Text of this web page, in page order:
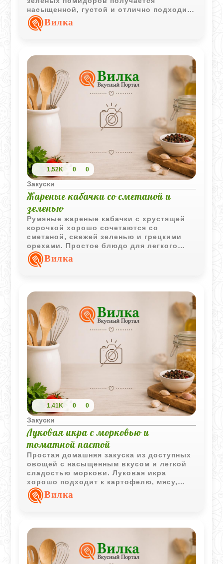
насыщенной, густой и отлично подходит
для подачи с хлебом, мясом или
картофелем.
Вилка
1,52K 0 0
Закуски
Жареные кабачки со сметаной и
зеленью
Румяные жареные кабачки с хрустящей
корочкой хорошо сочетаются со
сметаной, свежей зеленью и грецкими
орехами. Простое блюдо для легкого
обеда или закуски.
Вилка
1,41K 0 0
Закуски
Луковая икра с морковью и
томатной пастой
Простая домашняя закуска из доступных
овощей с насыщенным вкусом и легкой
сладостью моркови. Луковая икра
хорошо подходит к картофелю, мясу,
свежему хлебу и холодным закускам.
Вилка